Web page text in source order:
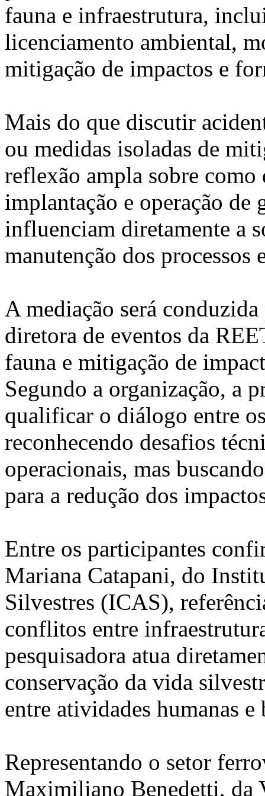
fauna e infraestrutura,
licenciamento ambiental,
mitigação de impactos e
Mais do que discutir
ou medidas isoladas de
reflexão ampla sobre como
implantação e operação de
influenciam diretamente a
manutenção dos processos
A mediação será
diretora de eventos da
fauna e mitigação de
Segundo a organização, a
qualificar o diálogo entre
reconhecendo desafios
operacionais, mas
para a redução dos
Entre os participantes
Mariana Catapani, do
Silvestres (ICAS),
conflitos entre
pesquisadora atua
conservação da vida
entre atividades humanas
Representando o setor
Maximiliano Benedetti, da